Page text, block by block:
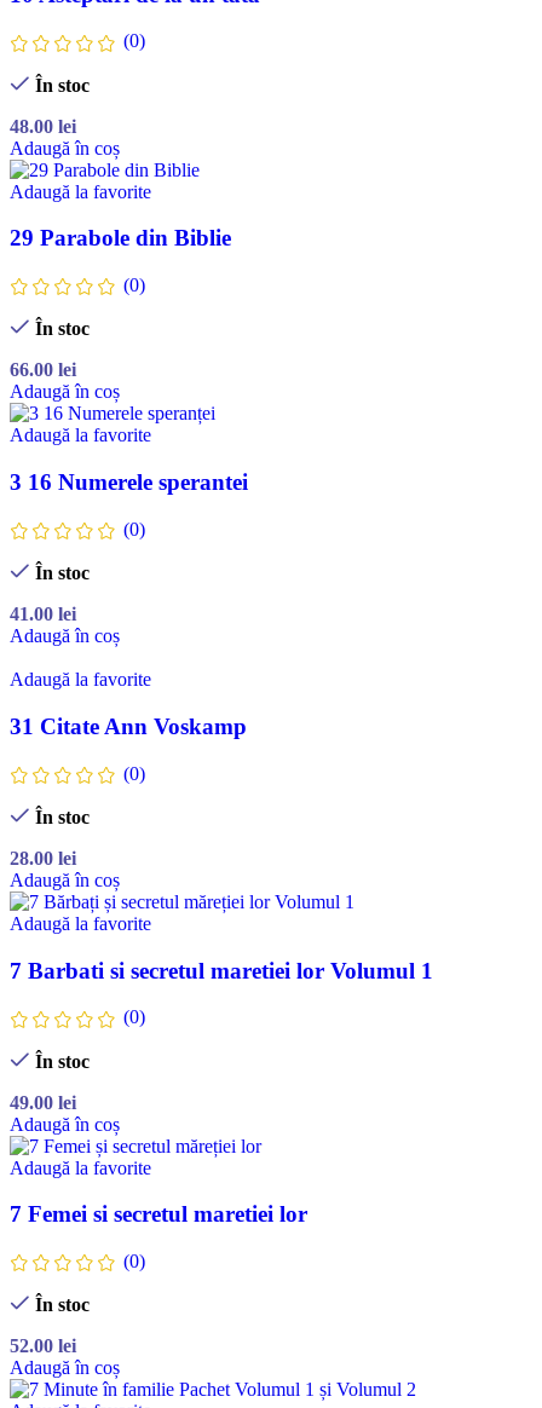
(0)
În stoc
48.00 lei
Adaugă în coș
Adaugă la favorite
29 Parabole din Biblie
(0)
În stoc
66.00 lei
Adaugă în coș
Adaugă la favorite
3 16 Numerele sperantei
(0)
În stoc
41.00 lei
Adaugă în coș
Adaugă la favorite
31 Citate Ann Voskamp
(0)
În stoc
28.00 lei
Adaugă în coș
Adaugă la favorite
7 Barbati si secretul maretiei lor Volumul 1
(0)
În stoc
49.00 lei
Adaugă în coș
Adaugă la favorite
7 Femei si secretul maretiei lor
(0)
În stoc
52.00 lei
Adaugă în coș